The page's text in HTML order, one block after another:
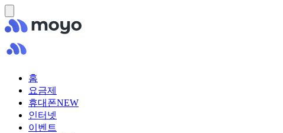
홈
요금제
휴대폰NEW
인터넷
이벤트